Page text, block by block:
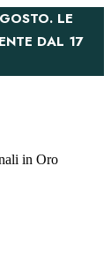
LE
DAL 17
in Oro